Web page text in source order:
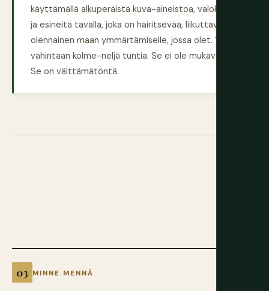
käyttämällä alkuperäistä kuva-aineistoa, valokuvia
ja esineitä tavalla, joka on häiritsevää, liikuttavaa ja
olennainen maan ymmärtämiselle, jossa olet. Varaa
vähintään kolme-neljä tuntia. Se ei ole mukavaa.
Se on välttämätöntä.
MINNE MENNÄ